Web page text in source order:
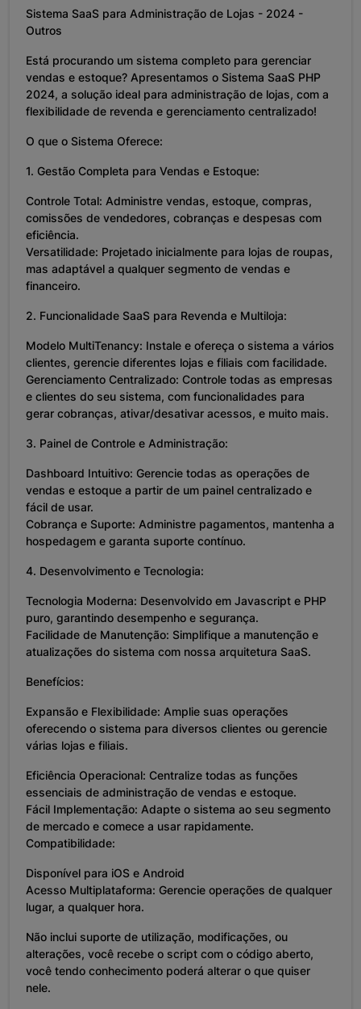
Sistema SaaS para Administração de Lojas - 2024 -
Outros
Está procurando um sistema completo para gerenciar
vendas e estoque? Apresentamos o Sistema SaaS PHP
2024, a solução ideal para administração de lojas, com a
flexibilidade de revenda e gerenciamento centralizado!
O que o Sistema Oferece:
1. Gestão Completa para Vendas e Estoque:
Controle Total: Administre vendas, estoque, compras,
comissões de vendedores, cobranças e despesas com
eficiência.
Versatilidade: Projetado inicialmente para lojas de roupas,
mas adaptável a qualquer segmento de vendas e
financeiro.
2. Funcionalidade SaaS para Revenda e Multiloja:
Modelo MultiTenancy: Instale e ofereça o sistema a vários
clientes, gerencie diferentes lojas e filiais com facilidade.
Gerenciamento Centralizado: Controle todas as empresas
e clientes do seu sistema, com funcionalidades para
gerar cobranças, ativar/desativar acessos, e muito mais.
3. Painel de Controle e Administração:
Dashboard Intuitivo: Gerencie todas as operações de
vendas e estoque a partir de um painel centralizado e
fácil de usar.
Cobrança e Suporte: Administre pagamentos, mantenha a
hospedagem e garanta suporte contínuo.
4. Desenvolvimento e Tecnologia:
Tecnologia Moderna: Desenvolvido em Javascript e PHP
puro, garantindo desempenho e segurança.
Facilidade de Manutenção: Simplifique a manutenção e
atualizações do sistema com nossa arquitetura SaaS.
Benefícios:
Expansão e Flexibilidade: Amplie suas operações
oferecendo o sistema para diversos clientes ou gerencie
várias lojas e filiais.
Eficiência Operacional: Centralize todas as funções
essenciais de administração de vendas e estoque.
Fácil Implementação: Adapte o sistema ao seu segmento
de mercado e comece a usar rapidamente.
Compatibilidade:
Disponível para iOS e Android
Acesso Multiplataforma: Gerencie operações de qualquer
lugar, a qualquer hora.
Não inclui suporte de utilização, modificações, ou
alterações, você recebe o script com o código aberto,
você tendo conhecimento poderá alterar o que quiser
nele.